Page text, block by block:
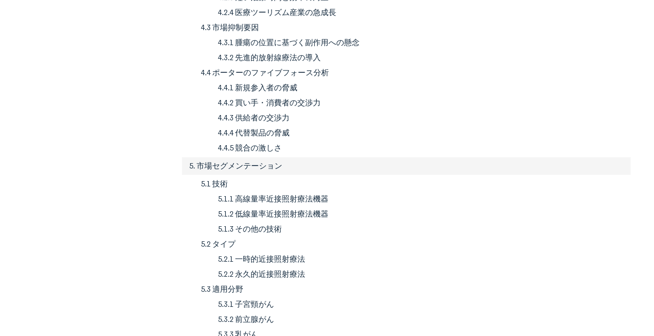
4.2.4 医療ツーリズム産業の急成長
4.3 市場抑制要因
4.3.1 腫瘍の位置に基づく副作用への懸念
4.3.2 先進的放射線療法の導入
4.4 ポーターのファイブフォース分析
4.4.1 新規参入者の脅威
4.4.2 買い手・消費者の交渉力
4.4.3 供給者の交渉力
4.4.4 代替製品の脅威
4.4.5 競合の激しさ
5. 市場セグメンテーション
5.1 技術
5.1.1 高線量率近接照射療法機器
5.1.2 低線量率近接照射療法機器
5.1.3 その他の技術
5.2 タイプ
5.2.1 一時的近接照射療法
5.2.2 永久的近接照射療法
5.3 適用分野
5.3.1 子宮頸がん
5.3.2 前立腺がん